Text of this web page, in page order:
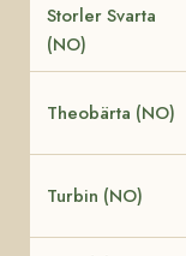
Storler Svarta
(NO)
Theobärta (NO)
Turbin (NO)